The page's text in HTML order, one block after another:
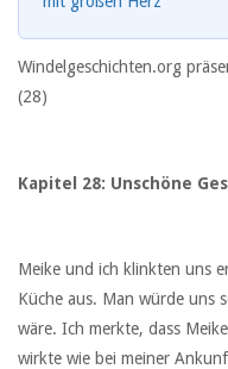
Windelgeschichten.org
(28)
Kapitel 28: Unschöne
Meike und ich klinkten uns
Küche aus. Man würde uns
wäre. Ich merkte, dass
wirkte wie bei meiner